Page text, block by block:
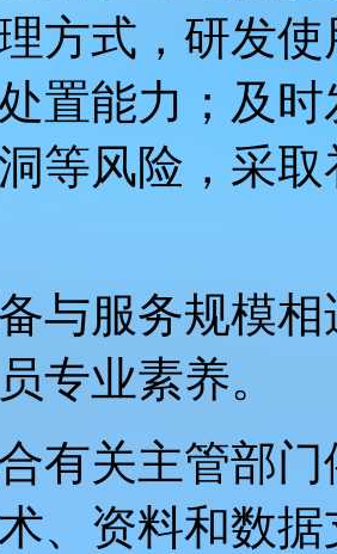
方式，研发
置能力；及
等风险，采
备与服务规模
专业素养。
合有关主管部
、资料和数